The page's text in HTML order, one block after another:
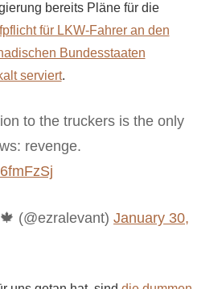
bereits Pläne für die
für LKW-Fahrer an den
Bundesstaaten
serviert.
to the truckers is the only
revenge.
(@ezralevant) January 30,